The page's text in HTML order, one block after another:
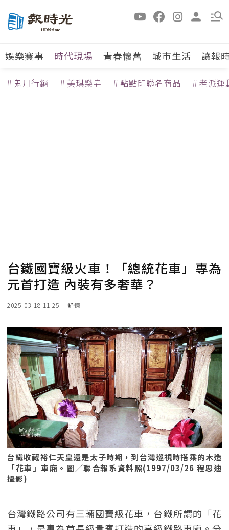
娛樂賽事 時代現場 青春懷舊 城市生活 讀報
＃鬼月行銷 ＃美琪樂皂 ＃點點印聯名商品 ＃老派運
台鐵國寶級火車！「總統花車」專為
元首打造 內裝有多奢華？
2025-03-18 11:25 舒憶
台鐵收藏裕仁天皇還是太子時期，到台灣巡視時搭乘的木造
「花車」車廂。圖／聯合報系資料照(1997/03/26 程思迪
攝影)
台灣鐵路公司有三輛國寶級花車，台鐵所謂的「花